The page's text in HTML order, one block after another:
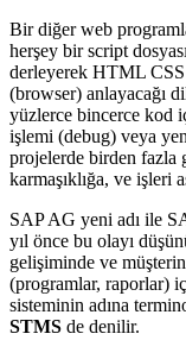
Bir diğer web
herşey bir script
derleyerek HTML CSS
(browser) anlayacağı
yüzlerce bincerce kod
işlemi (debug) veya
projelerde birden fazla
karmaşıklığa, ve işleri
SAP AG yeni adı ile
yıl önce bu olayı
gelişiminde ve
(programlar, raporlar)
sisteminin adına
STMS de denilir.